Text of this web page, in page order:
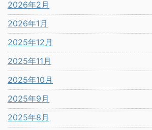
2026年2月
2026年1月
2025年12月
2025年11月
2025年10月
2025年9月
2025年8月